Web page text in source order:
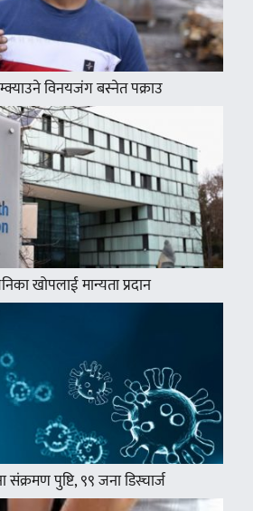
विनयजंग बस्नेत पक्राउ
खोपलाई मान्यता प्रदान
पुष्टि, ९९ जना डिस्चार्ज